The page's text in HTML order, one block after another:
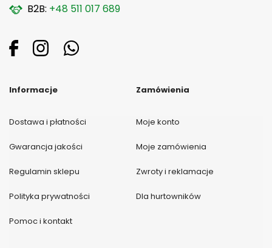
B2B: +48 511 017 689
Informacje
Dostawa i płatności
Gwarancja jakości
Regulamin sklepu
Polityka prywatności
Pomoc i kontakt
Zamówienia
Moje konto
Moje zamówienia
Zwroty i reklamacje
Dla hurtowników